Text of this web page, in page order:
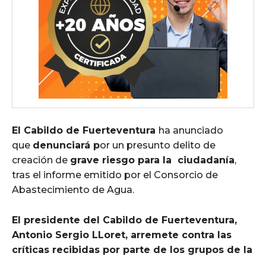
El Cabildo de Fuerteventura ha anunciado
que denunciará por un presunto delito de
creación de grave riesgo para la ciudadanía,
tras el informe emitido por el Consorcio de
Abastecimiento de Agua.
El presidente del Cabildo de Fuerteventura,
Antonio Sergio LLoret, arremete contra las
críticas recibidas por parte de los grupos de la